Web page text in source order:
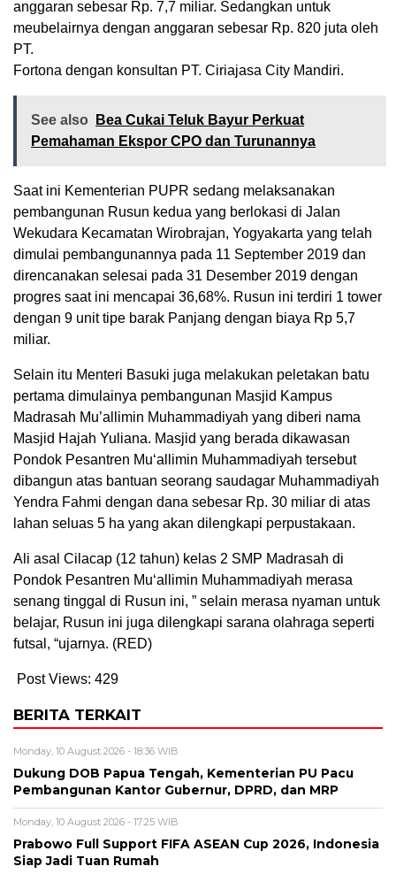
anggaran sebesar Rp. 7,7 miliar. Sedangkan untuk
meubelairnya dengan anggaran sebesar Rp. 820 juta oleh
PT.
Fortona dengan konsultan PT. Ciriajasa City Mandiri.
See also
Bea Cukai Teluk Bayur Perkuat
Pemahaman Ekspor CPO dan Turunannya
Saat ini Kementerian PUPR sedang melaksanakan
pembangunan Rusun kedua yang berlokasi di Jalan
Wekudara Kecamatan Wirobrajan, Yogyakarta yang telah
dimulai pembangunannya pada 11 September 2019 dan
direncanakan selesai pada 31 Desember 2019 dengan
progres saat ini mencapai 36,68%. Rusun ini terdiri 1 tower
dengan 9 unit tipe barak Panjang dengan biaya Rp 5,7
miliar.
Selain itu Menteri Basuki juga melakukan peletakan batu
pertama dimulainya pembangunan Masjid Kampus
Madrasah Mu’allimin Muhammadiyah yang diberi nama
Masjid Hajah Yuliana. Masjid yang berada dikawasan
Pondok Pesantren Mu‘allimin Muhammadiyah tersebut
dibangun atas bantuan seorang saudagar Muhammadiyah
Yendra Fahmi dengan dana sebesar Rp. 30 miliar di atas
lahan seluas 5 ha yang akan dilengkapi perpustakaan.
Ali asal Cilacap (12 tahun) kelas 2 SMP Madrasah di
Pondok Pesantren Mu‘allimin Muhammadiyah merasa
senang tinggal di Rusun ini, ” selain merasa nyaman untuk
belajar, Rusun ini juga dilengkapi sarana olahraga seperti
futsal, “ujarnya. (RED)
Post Views: 429
BERITA TERKAIT
Monday, 10 August 2026 - 18:36 WIB
Dukung DOB Papua Tengah, Kementerian PU Pacu
Pembangunan Kantor Gubernur, DPRD, dan MRP
Monday, 10 August 2026 - 17:25 WIB
Prabowo Full Support FIFA ASEAN Cup 2026, Indonesia
Siap Jadi Tuan Rumah